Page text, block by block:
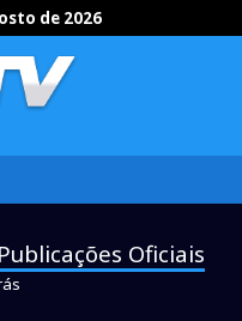
de 2026
Publicações Oficiais